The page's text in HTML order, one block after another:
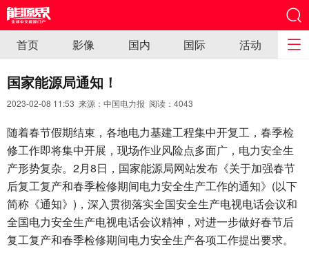
首页 影像 国内 国际 活动
国家能源局通知！
2023-02-08 11:53 来源：中国电力报 阅读： 4043
随着春节假期结束，各地电力基建工程集中开复工，春季检
修工作即将集中开展，现场作业风险点多面广，电力安全生
产形势复杂。2月8日，国家能源局网站发布《关于加强春节
后复工复产和春季检修期间电力安全生产工作的通知》(以下
简称《通知》)，深入贯彻落实全国安全生产电视电话会议和
全国电力安全生产电视电话会议精神，对进一步做好春节后
复工复产和春季检修期间电力安全生产各项工作提出要求。